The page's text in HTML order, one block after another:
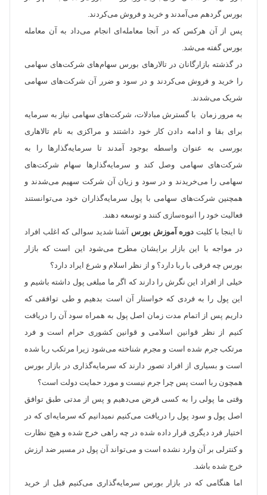
بورس گردهم می‌آمدند و خرید و فروش می‌کردند.
پس از آن هرکس که در آنجا معامله‌ای انجام می‌داد به آن معامله
بورس گفته می‌شد.
در گذشته بازارگانان در تالارهای بورس سهام‌های شرکت‌های سهامی
را خرید و فروش می‌کردند و در سود و ضرر آن شرکت‌های سهامی
شریک می‌شدند.
به مرور زمان با گسترش مبادلات، شرکت‌های سهامی نیاز به سرمایه
برای بقا و ادامه دادن کار خود داشتند و مراکزی به نام تالاهاری
بورسی به عنوان واسطه بوجود آمدند تا سرمایه‌گذارها را به
شرکت‌های سهامی وصل کند و سرمایه‌گذارها سهام شرکت‌های
سهامی را می‌خریدند و در سود و زیان آن شرکت سهیم می‌شدند و
همچنین شرکت‌های سهامی با پول سرمایه‌گذاران خود می‌توانستند
فعالیت خود را انبوه‌سازی کنند و توسعه دهند.
تا اینجا با کلیت دوره آموزش بورس آشنا شدید سوالی که اغلب افراد
در مواجه با این بازار برایشان مطرح می‌شود این است که بازار
بورس چه فرقی با ربا دارد؟ و از نظر اسلام و شرع ایراد دارد؟
خیلی از افراد این نگرش را دارند که اگر ما مبلغی پول داشته باشیم و
این پول را به فردی که خواستار آن است بدهیم و طی توافقی که
داریم پس از اتمام مدت زمان اصل پول به همراه سود آن را دریافت
کنیم از نظر قوانین اسلامی و قوانین کشوری حرام است و فرد
مرتکب جرم شده است و مجرم شناخته می‌شود زیرا مرتکب ربا شده
است و بسیاری از افراد تصور دارند که سرمایه‌گذاری در بازار بورس
همچون ربا است پس چرا جرم نیست و مورد حمایت دولت است؟
وقتی ما پولی را به کسی قرض می‌دهیم و پس از مدتی طبق توافق
اصل پول و سود پول را دریافت می‌کنیم نمیدانیم که سرمایه‌ای که در
اختیار فرد دیگری قرار داده شده در چه راهی خرج شده و هیچ نظارت
و کنترلی بر آن وارد نشده است و می‌تواند آن پول در مسیر ضد ارزش
خرج شده باشد.
اما هنگامی که در بازار بورس سرمایه‌گذاری می‌کنیم قبل از خرید